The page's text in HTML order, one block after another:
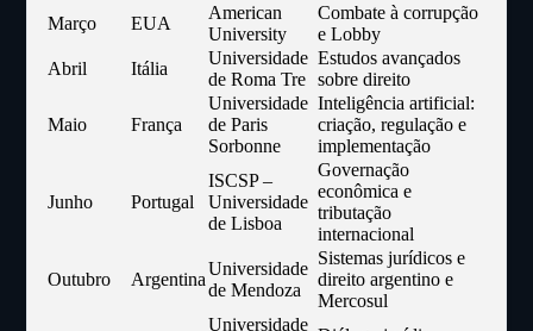
Março
EUA
American
University
Combate à corrupção
e Lobby
Abril
Itália
Universidade
de Roma Tre
Estudos avançados
sobre direito
Maio França
Universidade
de Paris
Sorbonne
Inteligência artificial:
criação, regulação e
implementação
Junho Portugal
ISCSP –
Universidade
de Lisboa
Governação
econômica e
tributação
internacional
Outubro Argentina
Universidade
de Mendoza
Sistemas jurídicos e
direito argentino e
Mercosul
Universidade